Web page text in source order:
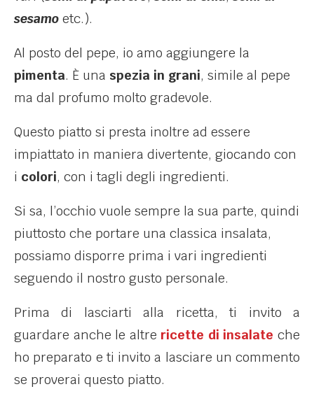
sesamo etc.).
Al posto del pepe, io amo aggiungere la
pimenta. È una spezia in grani, simile al pepe
ma dal profumo molto gradevole.
Questo piatto si presta inoltre ad essere
impiattato in maniera divertente, giocando con
i colori, con i tagli degli ingredienti.
Si sa, l’occhio vuole sempre la sua parte, quindi
piuttosto che portare una classica insalata,
possiamo disporre prima i vari ingredienti
seguendo il nostro gusto personale.
Prima di lasciarti alla ricetta, ti invito a
guardare anche le altre ricette di insalate che
ho preparato e ti invito a lasciare un commento
se proverai questo piatto.